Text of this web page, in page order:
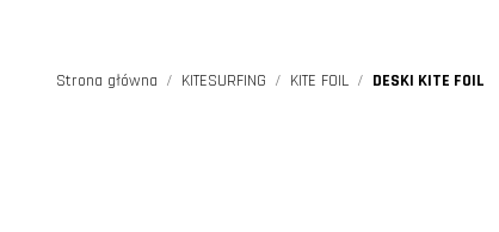
Strona główna KITESURFING KITE FOIL DESKI KITE FOIL